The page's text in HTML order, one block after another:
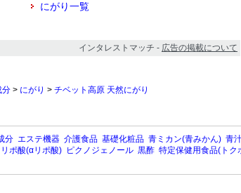
にがり一覧
インタレストマッチ - 広告の掲載について
分 > にがり > チベット高原 天然にがり
分 エステ機器 介護食品 基礎化粧品 青ミカン(青みかん) 青
ポ酸(αリポ酸) ピクノジェノール 黒酢 特定保健用食品(トク